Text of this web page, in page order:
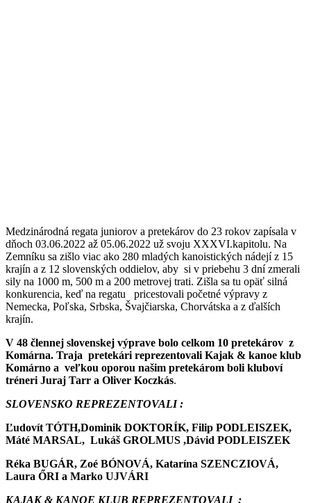
Medzinárodná regata juniorov a pretekárov do 23 rokov zapísala v
dňoch 03.06.2022 až 05.06.2022 už svoju XXXVI.kapitolu. Na
Zemníku sa zišlo viac ako 280 mladých kanoistických nádejí z 15
krajín a z 12 slovenských oddielov, aby si v priebehu 3 dní zmerali
sily na 1000 m, 500 m a 200 metrovej trati. Zišla sa tu opäť silná
konkurencia, keď na regatu pricestovali početné výpravy z
Nemecka, Poľska, Srbska, Švajčiarska, Chorvátska a z ďalších
krajín.
V 48 člennej slovenskej výprave bolo celkom 10 pretekárov z
Komárna. Traja pretekári reprezentovali Kajak & kanoe klub
Komárno a veľkou oporou našim pretekárom boli kluboví
tréneri Juraj Tarr a Oliver Koczkás.
SLOVENSKO REPREZENTOVALI :
Ľudovít TÓTH,Dominik DOKTORÍK, Filip PODLEISZEK,
Máté MARSAL, Lukáš GROLMUS ,Dávid PODLEISZEK
Réka BUGÁR, Zoé BÓNOVÁ, Katarína SZENCZIOVÁ,
Laura ŐRI a Marko UJVÁRI
KAJAK & KANOE KLUB REPREZENTOVALI :